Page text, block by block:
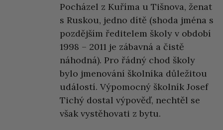
Pocházel z Kuříma u Tišnova, ženat
s Ruskou, jedno dítě (shoda jména s
pozdějším ředitelem školy v období
1998 – 2011 je zábavná a čistě
náhodná). Pro řádný chod školy
bylo jmenování školníka důležitou
událostí. Výpomocný školník Josef
Tichý dostal výpověď, nechtěl se
však vystěhovati z bytu.